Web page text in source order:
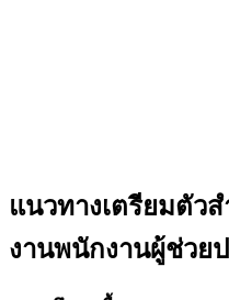
แนวทางเตรียมตัว
งานพนักงานผู้ช่วย